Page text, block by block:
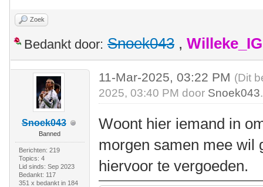
Zoek
Bedankt door: Snoek043 ,
Snoek043
Banned
Berichten: 219
Topics: 4
Lid sinds: Sep 2023
Bedankt: 117
351 x bedankt in 184
11-Mar-2025, 03:22 PM (Dit
2025, 03:40 PM door Snoek043
Woont hier iemand in
morgen samen mee wil
hiervoor te vergoeden.